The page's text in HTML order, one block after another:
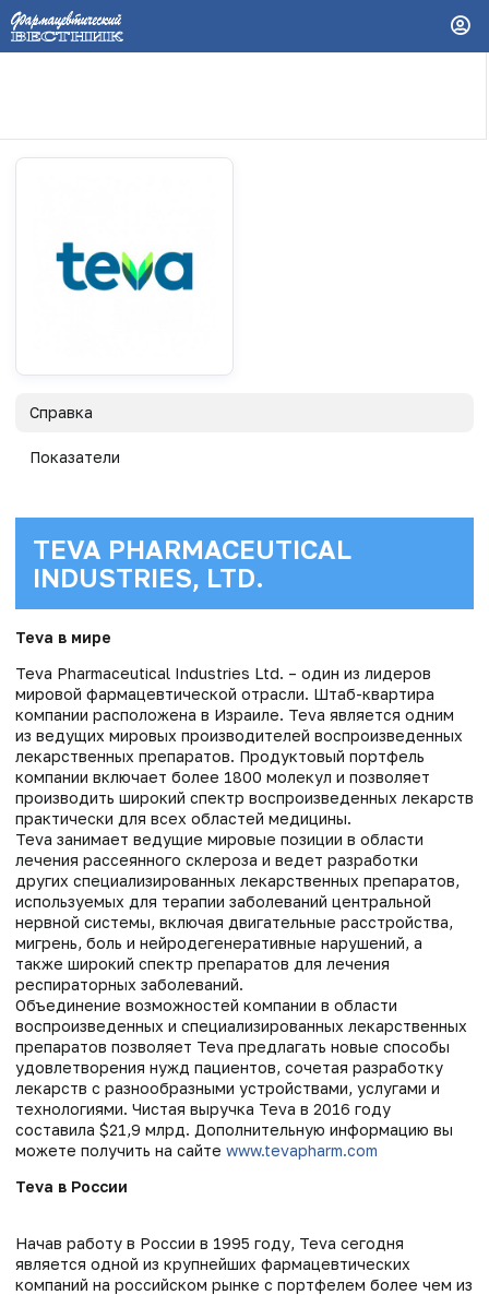
Справка
Показатели
TEVA PHARMACEUTICAL
INDUSTRIES, LTD.
Teva в мире
Teva Pharmaceutical Industries Ltd. – один из лидеров
мировой фармацевтической отрасли. Штаб-квартира
компании расположена в Израиле. Teva является одним
из ведущих мировых производителей воспроизведенных
лекарственных препаратов. Продуктовый портфель
компании включает более 1800 молекул и позволяет
производить широкий спектр воспроизведенных лекарств
практически для всех областей медицины.
Teva занимает ведущие мировые позиции в области
лечения рассеянного склероза и ведет разработки
других специализированных лекарственных препаратов,
используемых для терапии заболеваний центральной
нервной системы, включая двигательные расстройства,
мигрень, боль и нейродегенеративные нарушений, а
также широкий спектр препаратов для лечения
респираторных заболеваний.
Объединение возможностей компании в области
воспроизведенных и специализированных лекарственных
препаратов позволяет Teva предлагать новые способы
удовлетворения нужд пациентов, сочетая разработку
лекарств с разнообразными устройствами, услугами и
технологиями. Чистая выручка Teva в 2016 году
составила $21,9 млрд. Дополнительную информацию вы
можете получить на сайте www.tevapharm.com
Teva в России
Начав работу в России в 1995 году, Teva сегодня
является одной из крупнейших фармацевтических
компаний на российском рынке с портфелем более чем из